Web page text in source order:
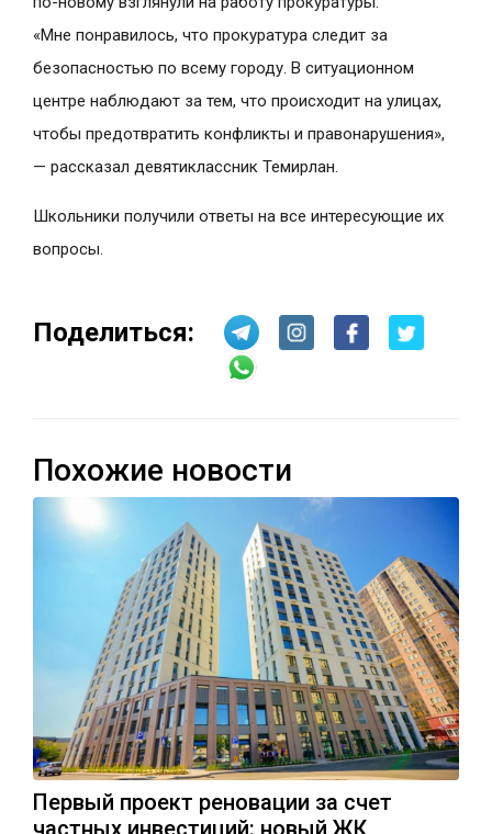
«Мне понравилось, что прокуратура следит за
безопасностью по всему городу. В ситуационном
центре наблюдают за тем, что происходит на улицах,
чтобы предотвратить конфликты и правонарушения»,
— рассказал девятиклассник Темирлан.
Школьники получили ответы на все интересующие их
вопросы.
Поделиться:
Похожие новости
Первый проект реновации за счет